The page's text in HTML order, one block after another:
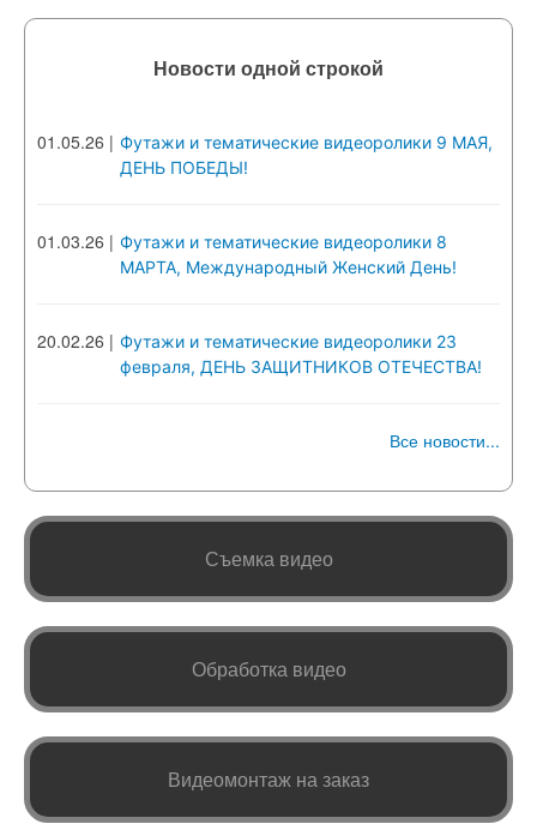
Новости одной строкой
01.05.26 | Футажи и тематические видеоролики 9 МАЯ,
ДЕНЬ ПОБЕДЫ!
01.03.26 | Футажи и тематические видеоролики 8
МАРТА, Международный Женский День!
20.02.26 | Футажи и тематические видеоролики 23
февраля, ДЕНЬ ЗАЩИТНИКОВ ОТЕЧЕСТВА!
Все новости...
Съемка видео
Обработка видео
Видеомонтаж на заказ